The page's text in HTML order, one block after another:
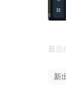
最后
新